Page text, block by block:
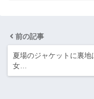
前の記事
夏場のジャケットに裏
女…